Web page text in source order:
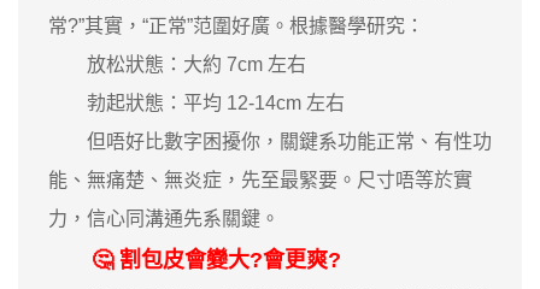
常?”其實，“正常”范圍好廣。根據醫學研究：
放松狀態：大約 7cm 左右
勃起狀態：平均 12-14cm 左右
但唔好比數字困擾你，關鍵系功能正常、有性功
能、無痛楚、無炎症，先至最緊要。尺寸唔等於實
力，信心同溝通先系關鍵。
🤔 割包皮會變大?會更爽?